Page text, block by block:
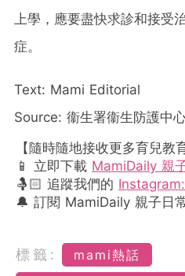
上學，應要盡快求診和接受
症。
Text: Mami Editorial
Source: 衞生署衞生防護中
【隨時隨地接收更多育兒教
📱 立即下載 MamiDaily 親
🤱🏻 追蹤我們的
🔔 訂閱 MamiDaily 親子日
標籤:
mami熱話